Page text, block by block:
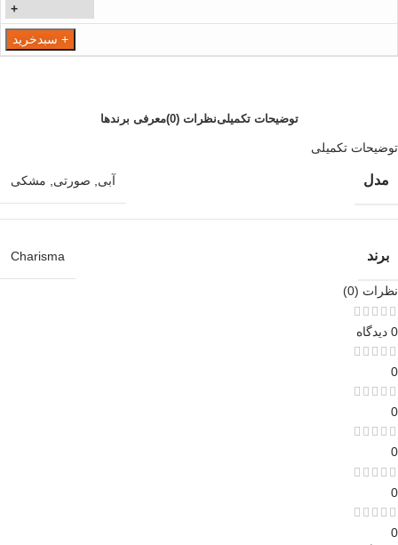
+
+ سبدخرید
توضیحات تکمیلینظرات (0) معرفی برند‌ها
توضیحات تکمیلی
مدل آبی, صورتی, مشکی
برند Charisma
نظرات (0)
0 دیدگاه
0
0
0
0
0